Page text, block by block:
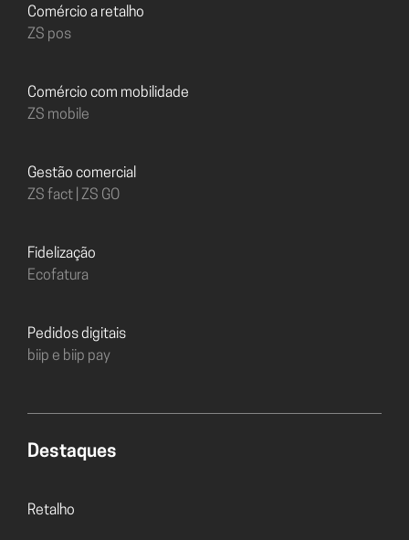
Comércio a retalho
ZS pos
Comércio com mobilidade
ZS mobile
Gestão comercial
ZS fact | ZS GO
Fidelização
Ecofatura
Pedidos digitais
biip e biip pay
Destaques
Retalho